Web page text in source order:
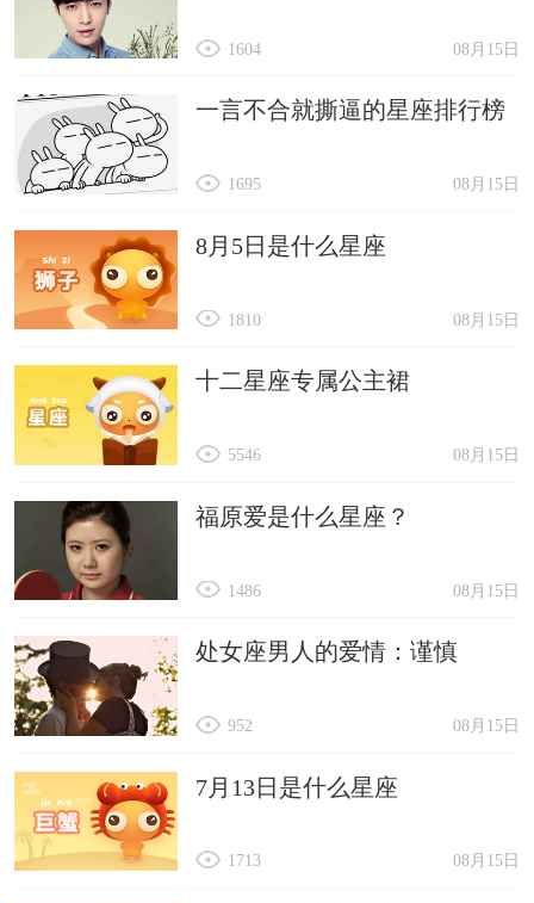
08月15日
1604
一言不合就撕逼的星座排行榜
08月15日
1695
8月5日是什么星座
08月15日
1810
十二星座专属公主裙
08月15日
5546
福原爱是什么星座？
08月15日
1486
处女座男人的爱情：谨慎
08月15日
952
7月13日是什么星座
08月15日
1713